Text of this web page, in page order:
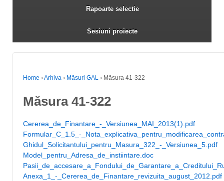
Rapoarte selectie
Sesiuni proiecte
Home ›Arhiva › Măsuri GAL › Măsura 41-322
Măsura 41-322
Cererea_de_Finantare_-_Versiunea_MAI_2013(1).pdf
Formular_C_1.5_-
Ghidul_Solicitantului_pentru_Masura_322_-_Versiunea_5.pdf
Model_pentru_Adresa_de_instiintare.doc
Anexa_1_-_Cererea_de_Finantare_revizuita_august_2012.pdf